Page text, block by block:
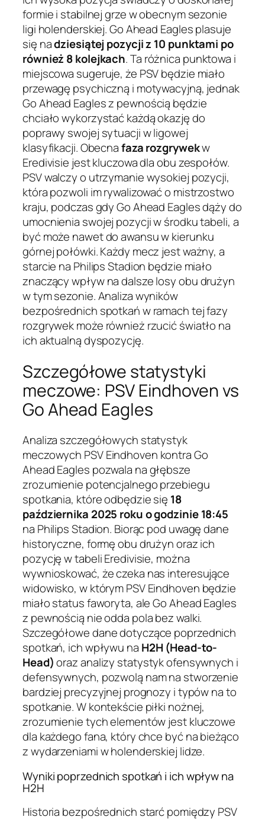
formie i stabilnej grze w obecnym sezonie
ligi holenderskiej. Go Ahead Eagles plasuje
się nadziesiątej pozycji z 10 punktami po
również 8 kolejkach. Ta różnica punktowa i
miejscowa sugeruje, że PSV będzie miało
przewagę psychiczną i motywacyjną, jednak
Go Ahead Eagles z pewnością będzie
chciało wykorzystać każdą okazję do
poprawy swojej sytuacji w ligowej
klasyfikacji. Obecnafaza rozgrywekw
Eredivisie jest kluczowa dla obu zespołów.
PSV walczy o utrzymanie wysokiej pozycji,
która pozwoli im rywalizować o mistrzostwo
kraju, podczas gdy Go Ahead Eagles dąży do
umocnienia swojej pozycji w środku tabeli, a
być może nawet do awansu w kierunku
górnej połówki. Każdy mecz jest ważny, a
starcie na Philips Stadion będzie miało
znaczący wpływ na dalsze losy obu drużyn
w tym sezonie. Analiza wyników
bezpośrednich spotkań w ramach tej fazy
rozgrywek może również rzucić światło na
ich aktualną dyspozycję.
Szczegółowe statystyki
meczowe: PSV Eindhoven vs
Go Ahead Eagles
Analiza szczegółowych statystyk
meczowych PSV Eindhoven kontra Go
Ahead Eagles pozwala na głębsze
zrozumienie potencjalnego przebiegu
spotkania, które odbędzie się 18
października 2025 roku o godzinie 18:45
na Philips Stadion. Biorąc pod uwagę dane
historyczne, formę obu drużyn oraz ich
pozycję w tabeli Eredivisie, można
wywnioskować, że czeka nas interesujące
widowisko, w którym PSV Eindhoven będzie
miało status faworyta, ale Go Ahead Eagles
z pewnością nie odda pola bez walki.
Szczegółowe dane dotyczące poprzednich
spotkań, ich wpływu na H2H (Head-to-
Head)oraz analizy statystyk ofensywnych i
defensywnych, pozwolą nam na stworzenie
bardziej precyzyjnej prognozy i typów na to
spotkanie. W kontekście piłki nożnej,
zrozumienie tych elementów jest kluczowe
dla każdego fana, który chce być na bieżąco
z wydarzeniami w holenderskiej lidze.
Wyniki poprzednich spotkań i ich wpływ na
H2H
Historia bezpośrednich starć pomiędzy PSV